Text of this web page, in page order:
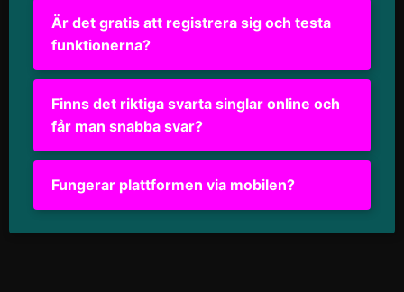
Är det gratis att registrera sig och testa
funktionerna?
Finns det riktiga svarta singlar online och
får man snabba svar?
Fungerar plattformen via mobilen?